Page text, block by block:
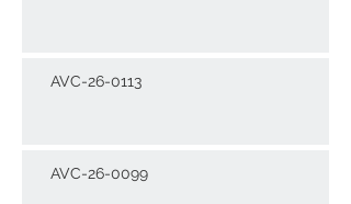
AVC-26-0113
AVC-26-0099